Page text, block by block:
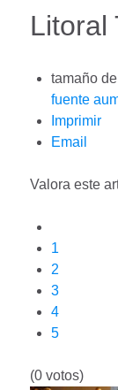
Litoral
tamaño
fuente
Imprimir
Email
Valora este
1
2
3
4
5
(0 votos)